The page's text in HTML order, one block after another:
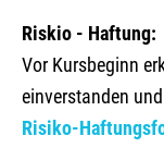
Riskio - Haftung:
Vor Kursbeginn
einverstanden
Risiko-